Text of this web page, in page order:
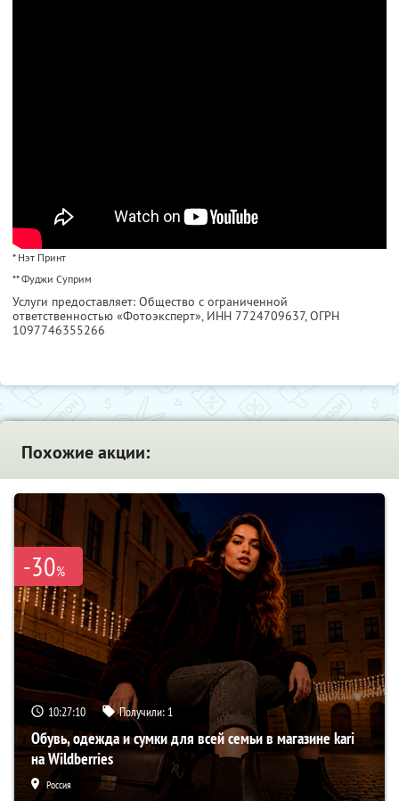
* Нэт Принт
** Фуджи Суприм
Услуги предоставляет: Общество с ограниченной
ответственностью «Фотоэксперт», ИНН 7724709637, ОГРН
1097746355266
Похожие акции:
-30%
10:27:09 Получили: 1
Обувь, одежда и сумки для всей семьи в магазине kari
на Wildberries
Россия